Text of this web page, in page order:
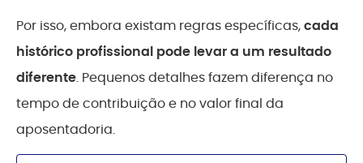
Por isso, embora existam regras específicas,cada
histórico profissional pode levar a um resultado
diferente. Pequenos detalhes fazem diferença no
tempo de contribuição e no valor final da
aposentadoria.